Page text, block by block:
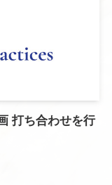
打ち合わせを行